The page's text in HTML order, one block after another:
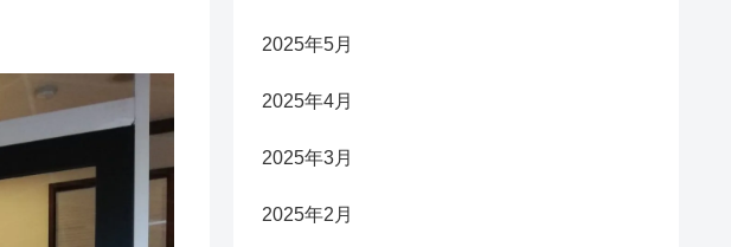
2025年5月
2025年4月
2025年3月
2025年2月